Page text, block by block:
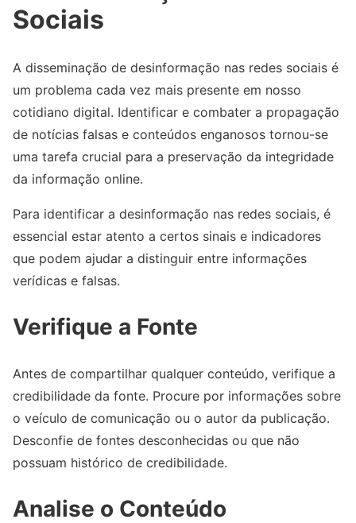
Sociais
A disseminação de desinformação nas redes sociais é
um problema cada vez mais presente em nosso
cotidiano digital. Identificar e combater a propagação
de notícias falsas e conteúdos enganosos tornou-se
uma tarefa crucial para a preservação da integridade
da informação online.
Para identificar a desinformação nas redes sociais, é
essencial estar atento a certos sinais e indicadores
que podem ajudar a distinguir entre informações
verídicas e falsas.
Verifique a Fonte
Antes de compartilhar qualquer conteúdo, verifique a
credibilidade da fonte. Procure por informações sobre
o veículo de comunicação ou o autor da publicação.
Desconfie de fontes desconhecidas ou que não
possuam histórico de credibilidade.
Analise o Conteúdo